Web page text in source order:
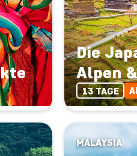
Die
Alpen
13 TAGE
MALAYSIA